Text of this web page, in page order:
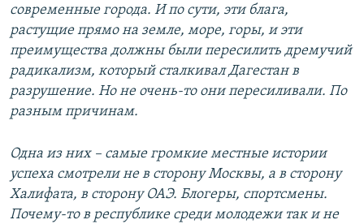
современные города. И по сути, эти блага,
растущие прямо на земле, море, горы, и эти
преимущества должны были пересилить дремучий
радикализм, который сталкивал Дагестан в
разрушение. Но не очень-то они пересиливали. По
разным причинам.
Одна из них – самые громкие местные истории
успеха смотрели не в сторону Москвы, а в сторону
Халифата, в сторону ОАЭ. Блогеры, спортсмены.
Почему-то в республике среди молодежи так и не